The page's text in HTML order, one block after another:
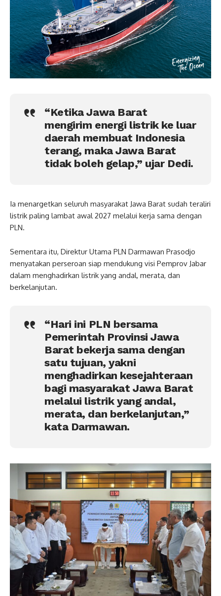
“Ketika Jawa Barat
mengirim energi listrik ke luar
daerah membuat Indonesia
terang, maka Jawa Barat
tidak boleh gelap,” ujar Dedi.
Ia menargetkan seluruh masyarakat Jawa Barat sudah teraliri
listrik paling lambat awal 2027 melalui kerja sama dengan
PLN.
Sementara itu, Direktur Utama PLN Darmawan Prasodjo
menyatakan perseroan siap mendukung visi Pemprov Jabar
dalam menghadirkan listrik yang andal, merata, dan
berkelanjutan.
“Hari ini PLN bersama
Pemerintah Provinsi Jawa
Barat bekerja sama dengan
satu tujuan, yakni
menghadirkan kesejahteraan
bagi masyarakat Jawa Barat
melalui listrik yang andal,
merata, dan berkelanjutan,”
kata Darmawan.